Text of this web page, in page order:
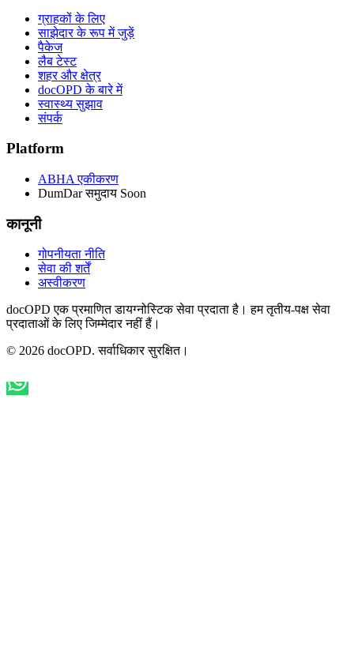
ग्राहकों के लिए
साझेदार के रूप में जुड़ें
पैकेज
लैब टेस्ट
शहर और क्षेत्र
docOPD के बारे में
स्वास्थ्य सुझाव
संपर्क
Platform
ABHA एकीकरण
DumDar समुदाय Soon
कानूनी
गोपनीयता नीति
सेवा की शर्तें
अस्वीकरण
docOPD एक प्रमाणित डायग्नोस्टिक सेवा प्रदाता है। हम तृतीय-पक्ष सेवा
प्रदाताओं के लिए जिम्मेदार नहीं हैं।
© 2026 docOPD. सर्वाधिकार सुरक्षित।